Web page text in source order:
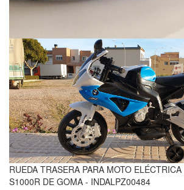
RUEDA TRASERA PARA MOTO
S1000R DE GOMA - INDALPZ00484